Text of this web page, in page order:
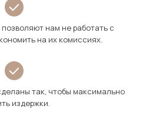
нам не работать с
на их комиссиях.
так, чтобы максимально
издержки.